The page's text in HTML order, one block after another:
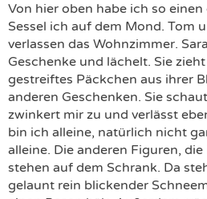
Von hier oben habe ich so
Sessel ich auf dem Mond. Tom
verlassen das Wohnzimmer.
Geschenke und lächelt. Sie
gestreiftes Päckchen aus ihrer
anderen Geschenken. Sie
zwinkert mir zu und verlässt
bin ich alleine, natürlich nicht
alleine. Die anderen Figuren,
stehen auf dem Schrank. Da
gelaunt rein blickender